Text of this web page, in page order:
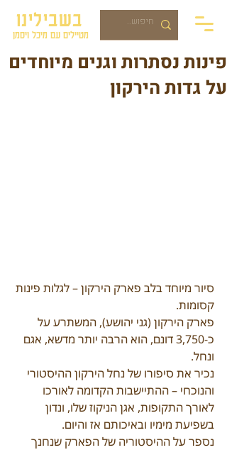
בשבילינו
מטיילים עם מיכל ויסמן
פינות נסתרות וגנים מיוחדים
על גדות הירקון
סיור מיוחד בלב פארק הירקון – לגלות פינות
קסומות.
פארק הירקון (גני יהושע), המשתרע על
כ-3,750 דונם, הוא הרבה יותר מדשא, אגם
ונחל.
נכיר את סיפורו של נחל הירקון ההיסטורי
והנוכחי – ההתיישבות הקדומה לאורכו
לאורך התקופות, אגן הניקוז שלו, ונדון
בשפיעת מימיו ובאיכותם אז והיום.
נספר על ההיסטוריה של הפארק שנחנך